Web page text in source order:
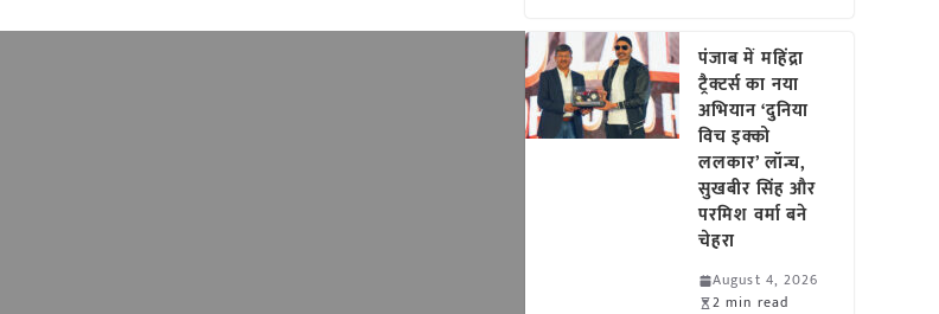
पंजाब में महिंद्रा
ट्रैक्टर्स का नया
अभियान ‘दुनिया
विच इक्को
ललकार’ लॉन्च,
सुखबीर सिंह और
परमिश वर्मा बने
चेहरा
August 4, 2026
2 min read